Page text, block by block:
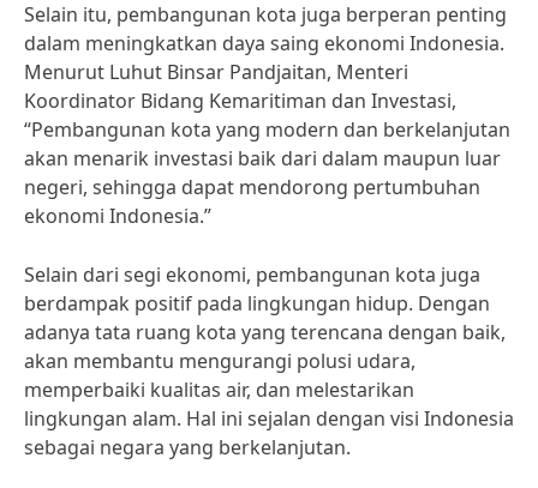
Selain itu, pembangunan kota juga berperan penting
dalam meningkatkan daya saing ekonomi Indonesia.
Menurut Luhut Binsar Pandjaitan, Menteri
Koordinator Bidang Kemaritiman dan Investasi,
“Pembangunan kota yang modern dan berkelanjutan
akan menarik investasi baik dari dalam maupun luar
negeri, sehingga dapat mendorong pertumbuhan
ekonomi Indonesia.”
Selain dari segi ekonomi, pembangunan kota juga
berdampak positif pada lingkungan hidup. Dengan
adanya tata ruang kota yang terencana dengan baik,
akan membantu mengurangi polusi udara,
memperbaiki kualitas air, dan melestarikan
lingkungan alam. Hal ini sejalan dengan visi Indonesia
sebagai negara yang berkelanjutan.